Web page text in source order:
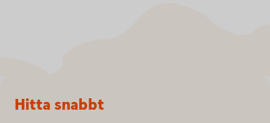
Sidfot
Hitta snabbt